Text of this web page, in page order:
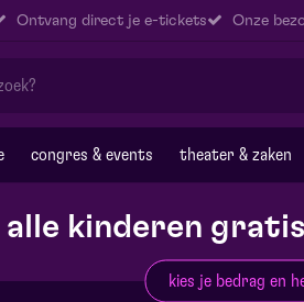
Ontvang direct je e-tickets Onze
congres & events theater & zaken
alle kinderen
kies je bedrag en